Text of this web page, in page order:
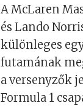
A McLaren
és Lando
különleges
futamának
a versenyzők
Formula 1